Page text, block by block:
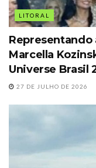
LITORAL
Representando
Marcella
Universe Brasil
27 DE JULHO DE 2026